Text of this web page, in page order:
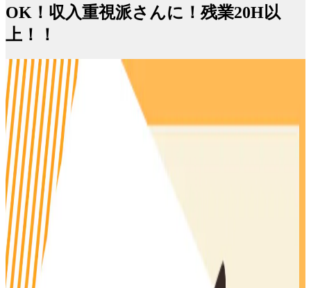
OK！収入重視派さんに！残業20H以
上！！